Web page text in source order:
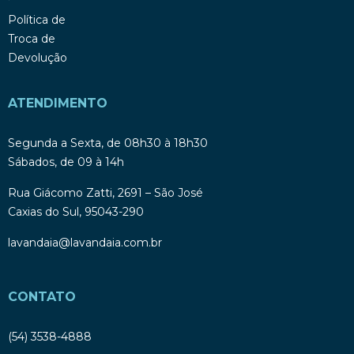
Política de
Troca de
Devolução
ATENDIMENTO
Segunda a Sexta, de 08h30 à 18h30
Sábados, de 09 à 14h
Rua Giácomo Zatti, 2691 – São José
Caxias do Sul, 95043-290
lavandaia@lavandaia.com.br
CONTATO
(54) 3538-4888